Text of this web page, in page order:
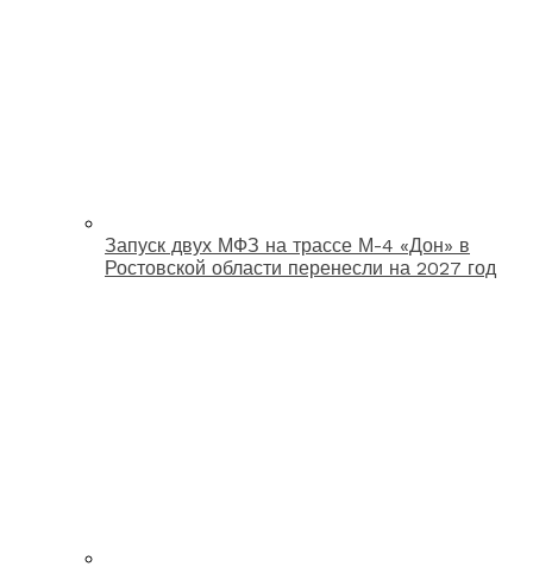
Запуск двух МФЗ на трассе М-4 «Дон» в
Ростовской области перенесли на 2027 год